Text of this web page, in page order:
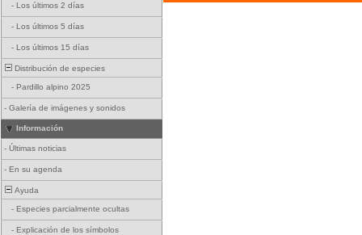
- Los últimos 2 días
- Los últimos 5 días
- Los últimos 15 días
Distribución de especies
- Pardillo alpino 2025
- Galería de imágenes y sonidos
Información
- Últimas noticias
- En su agenda
Ayuda
- Especies parcialmente ocultas
- Explicación de los símbolos